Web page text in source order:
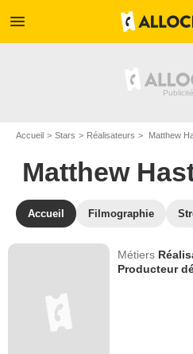
menu
Accueil Stars Réalisateurs Matthew
Matthew
Accueil Filmographie
Métiers
Producteur